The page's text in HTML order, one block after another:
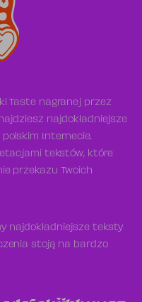
Taste nagranej przez
najdokładniejsze
Internecie.
tekstów, które
przekazu Twoich
najdokładniejsze teksty
stoją na bardzo